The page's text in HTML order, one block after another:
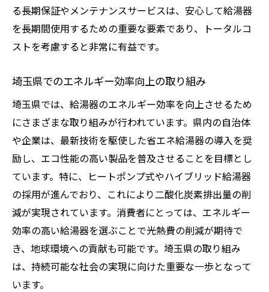
る長期保証やメンテナンスサービスは、安心して給湯器
を長期間使用するための重要な要素であり、トータルコ
ストを考慮すると非常に有益です。
埼玉県でのエネルギー効率向上の取り組み
埼玉県では、給湯器のエネルギー効率を向上させるため
にさまざまな取り組みが行われています。県内の自治体
や企業は、最新技術を駆使した省エネ給湯器の導入を奨
励し、エコ性能の高い製品を普及させることを目標とし
ています。特に、ヒートポンプ式やハイブリッド給湯器
の採用が進んでおり、これにより二酸化炭素排出量の削
減が実現されています。消費者にとっては、エネルギー
効率の高い給湯器を選ぶことで光熱費の削減が期待で
き、地球環境への貢献も可能です。埼玉県の取り組み
は、持続可能な社会の実現に向けた重要な一歩となって
います。